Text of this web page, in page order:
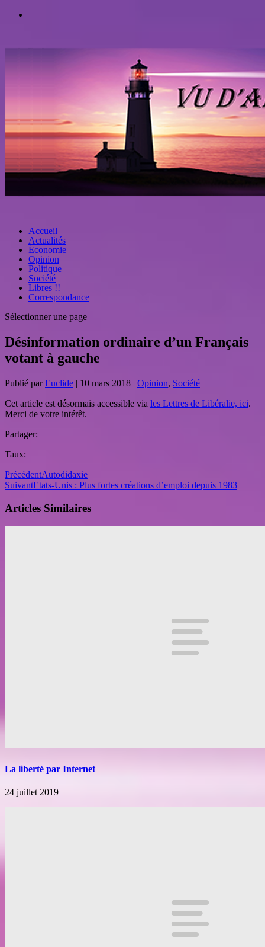
Accueil
Actualités
Économie
Opinion
Politique
Société
Libres !!
Correspondance
Sélectionner une page
Désinformation ordinaire d’un Français
votant à gauche
Publié parEuclide | 10 mars 2018 | Opinion, Société |
Cet article est désormais accessible via les Lettres de Libéralie, ici.
Merci de votre intérêt.
Partager:
Taux:
PrécédentAutodidaxie
SuivantEtats-Unis : Plus fortes créations d’emploi depuis 1983
Articles Similaires
La liberté par Internet
24 juillet 2019